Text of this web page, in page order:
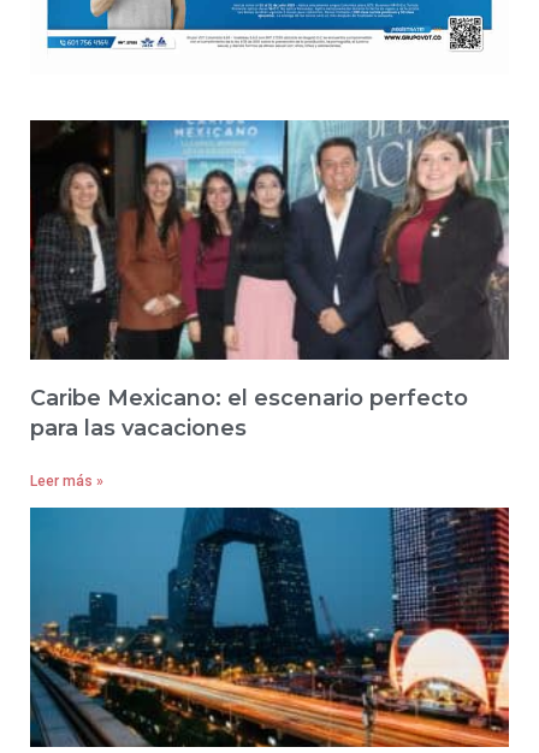
Caribe Mexicano: el escenario perfecto
para las vacaciones
Leer más »